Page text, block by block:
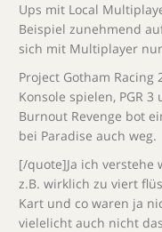
Ups mit Local
Beispiel zunehmend
sich mit Multiplayer
Project Gotham
Konsole spielen, PGR
Burnout Revenge bot
bei Paradise auch weg.
[/quote]Ja ich verstehe
z.B. wirklich zu viert
Kart und co waren ja
vielelicht auch nicht